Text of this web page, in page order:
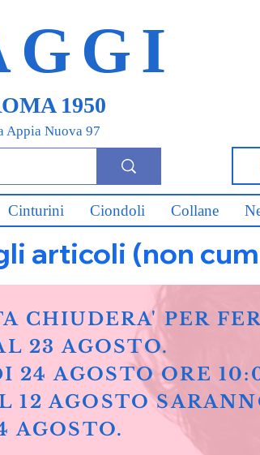
1950
Appia Nuova 97
Cinturini Ciondoli Collane
articoli (non
CHIUDERA' PER
23 AGOSTO.
24 AGOSTO ORE
AGOSTO
AGOSTO.